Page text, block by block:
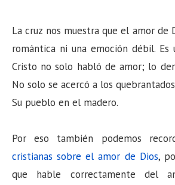
La cruz nos muestra que el amor de
romántica ni una emoción débil. Es
Cristo no solo habló de amor; lo
No solo se acercó a los
Su pueblo en el madero.
Por eso también podemos
cristianas sobre el amor de Dios,
que hable correctamente del